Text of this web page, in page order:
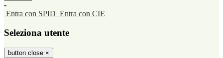
-
Entra con SPID Entra con CIE
Seleziona utente
button close ×